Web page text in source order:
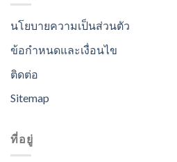
นโยบายความเป็นส่วนตัว
ข้อกำหนดและเงื่อนไข
ติดต่อ
Sitemap
ที่อยู่